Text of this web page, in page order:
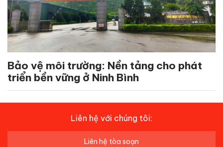
Bảo vệ môi trường: Nền tảng cho phát
triển bền vững ở Ninh Bình
Liên hệ với chúng tôi:
Liên hệ tòa soạn